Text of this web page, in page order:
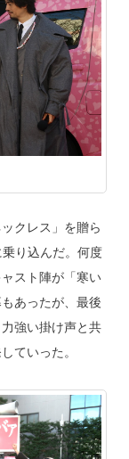
クレス」を贈ら
り込んだ。何度
スト陣が「寒い
あったが、最後
強い掛け声と共
ていった。